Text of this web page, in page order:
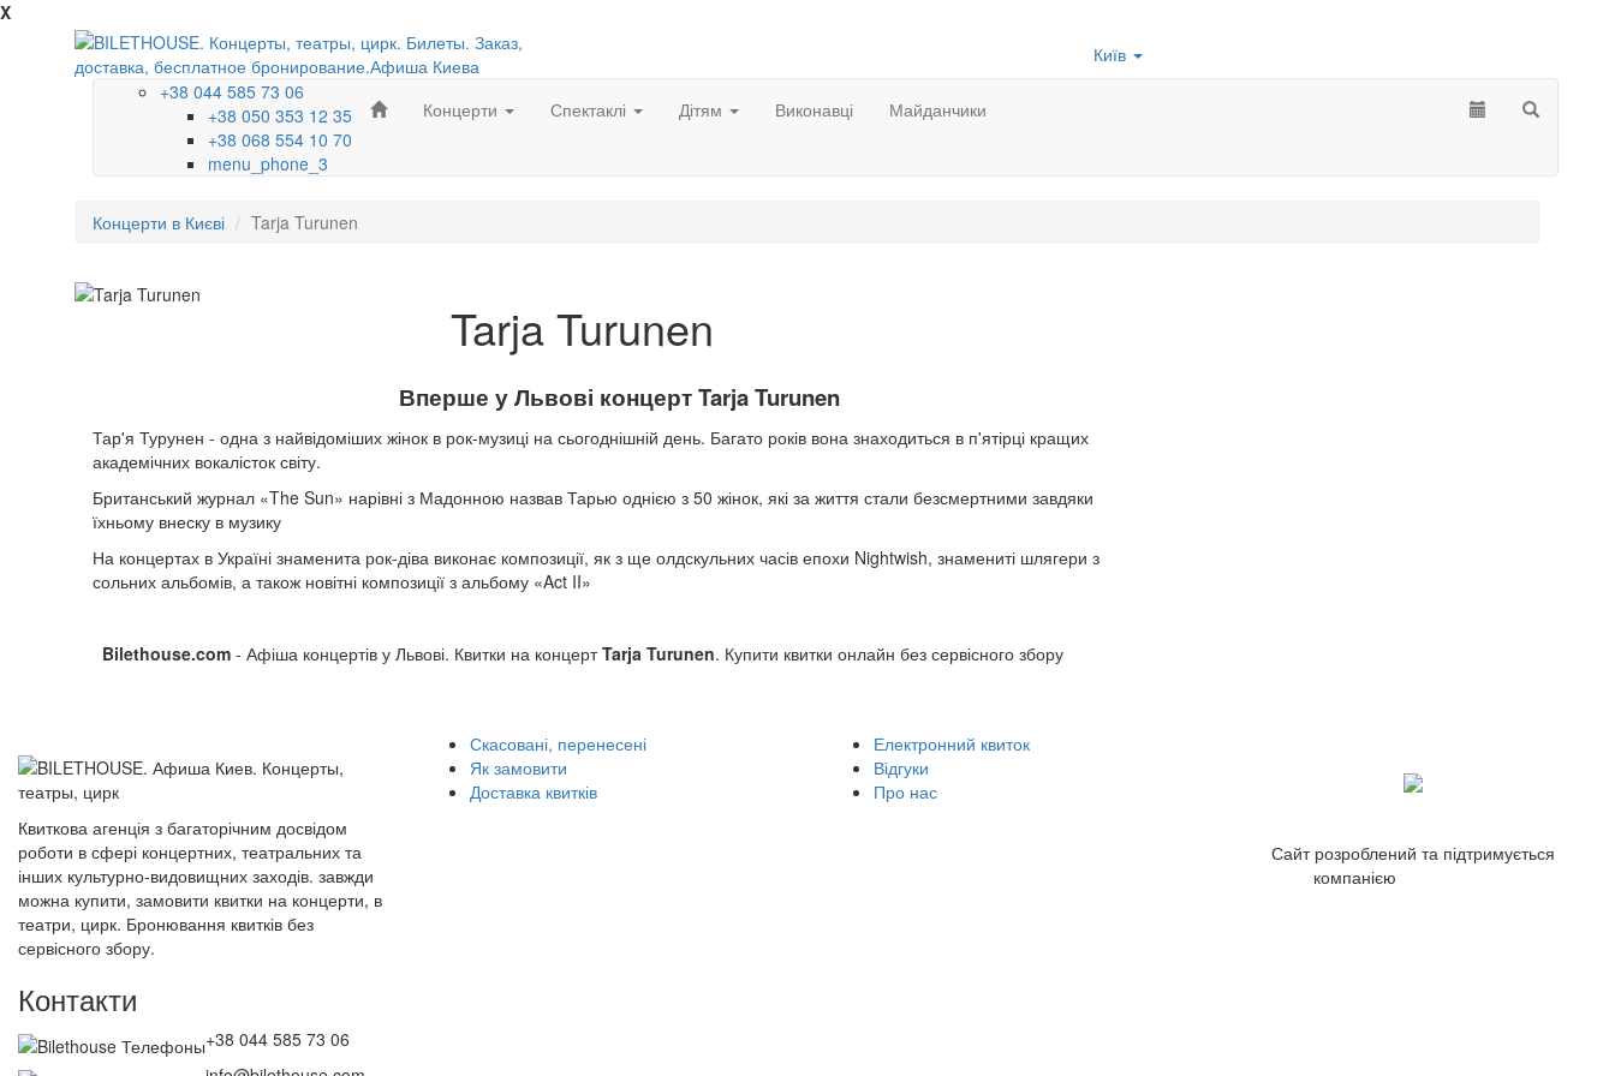
X
Київ
+38 044 585 73 06
+38 050 353 12 35
+38 068 554 10 70
menu_phone_3
Концерти Спектаклі Дітям Виконавці Майданчики
Концерти в Києві Tarja Turunen
Tarja Turunen
Вперше у Львові концерт Tarja Turunen
Тар'я Турунен - одна з найвідоміших жінок в рок-музиці на сьогоднішній день. Багато років вона знаходиться в п'ятірці кращих
академічних вокалісток світу.
Британський журнал «The Sun» нарівні з Мадонною назвав Тарью однією з 50 жінок, які за життя стали безсмертними завдяки
їхньому внеску в музику
На концертах в Україні знаменита рок-діва виконає композиції, як з ще олдскульних часів епохи Nightwish, знамениті шлягери з
сольних альбомів, а також новітні композиції з альбому «Act II»
Bilethouse.com - Афіша концертів у Львові. Квитки на концертTarja Turunen. Купити квитки онлайн без сервісного збору
Квиткова агенція з багаторічним досвідом
роботи в сфері концертних, театральних та
інших культурно-видовищних заходів. завжди
можна купити, замовити квитки на концерти, в
театри, цирк. Бронювання квитків без
сервісного збору.
Контакти
+38 044 585 73 06
Скасовані, перенесені
Як замовити
Доставка квитків
Електронний квиток
Відгуки
Про нас
Сайт розроблений та підтримується
компанією